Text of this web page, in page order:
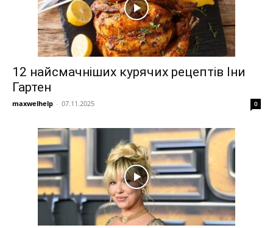
12 найсмачніших курячих рецептів Іни
Гартен
maxwelhelp - 07.11.2025 0